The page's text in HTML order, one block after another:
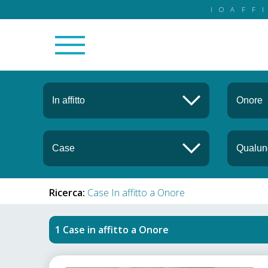
Ricerca: Case In affitto a Onore
Case in affitto a Onore